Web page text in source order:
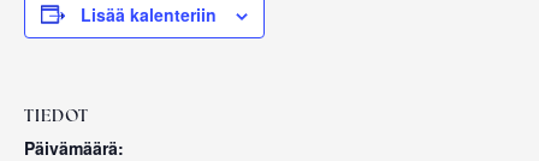
Lisää kalenteriin
TIEDOT
Päivämäärä: